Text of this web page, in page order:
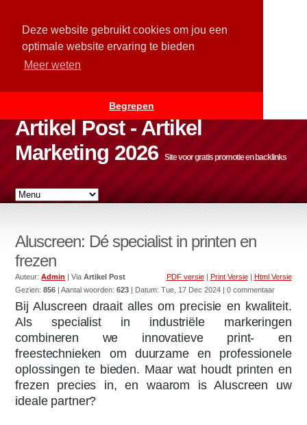
Deze website gebruikt cookies om jou een
optimale website ervaring te bieden
Meer weten
Begrepen
Artikel Post - Artikel
Marketing 2026
Site voor gratis promotie en backlinks
Aluscreen: Dé specialist in printen en
frezen
PDF versie| Print Versie| Html Versie
Auteur:Admin | ViaArtikel Post
Gezien:856 | Aantal woorden:623 | Datum:Tue, 17 Dec 2024 | 0 commentaar
Bij Aluscreen draait alles om precisie en kwaliteit.
Als specialist in industriële markeringen
combineren we innovatieve print- en
freestechnieken om duurzame en professionele
oplossingen te bieden. Maar wat houdt printen en
frezen precies in, en waarom is Aluscreen uw
ideale partner?